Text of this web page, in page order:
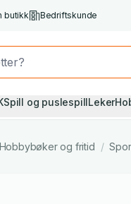
butikk Bedriftskunde
Spill og puslespillLeker
Hobbybøker og fritid /